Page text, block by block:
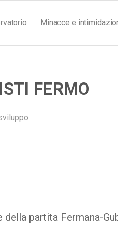
Minacce e
FERMO
partita Fermana-